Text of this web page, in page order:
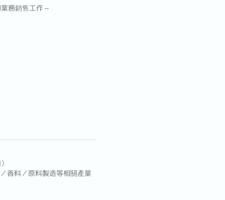
務銷售工作～
香料／原料製造等相關產業